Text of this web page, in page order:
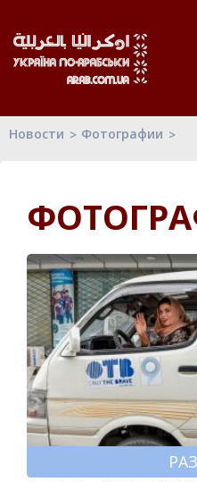
Новости Фотографии